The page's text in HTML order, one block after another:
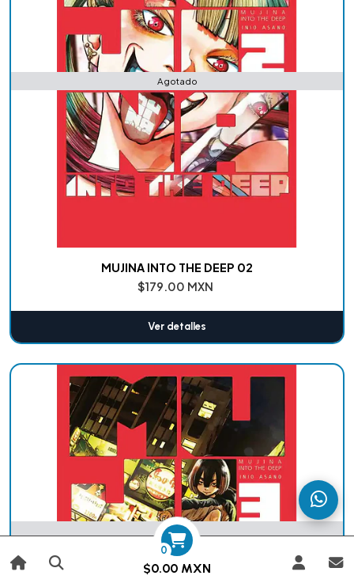
0
$0.00 MXN
Agotado
MUJINA INTO THE DEEP 02
$179.00 MXN
Ver detalles
Agotado